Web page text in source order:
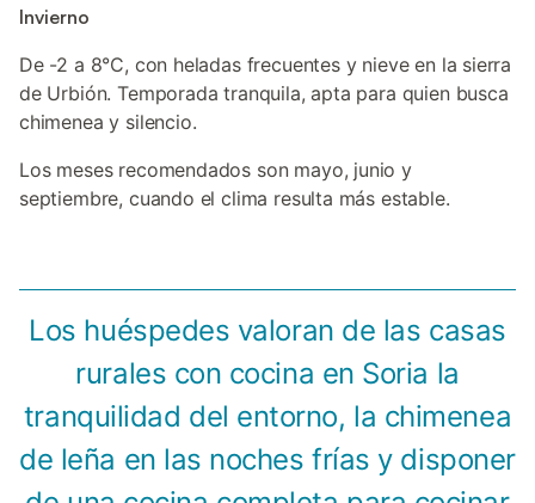
Invierno
De -2 a 8°C, con heladas frecuentes y nieve en la sierra
de Urbión. Temporada tranquila, apta para quien busca
chimenea y silencio.
Los meses recomendados son mayo, junio y
septiembre, cuando el clima resulta más estable.
Los huéspedes valoran de las casas
rurales con cocina en Soria la
tranquilidad del entorno, la chimenea
de leña en las noches frías y disponer